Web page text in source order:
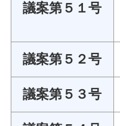
議案第５１号
議案第５２号
議案第５３号